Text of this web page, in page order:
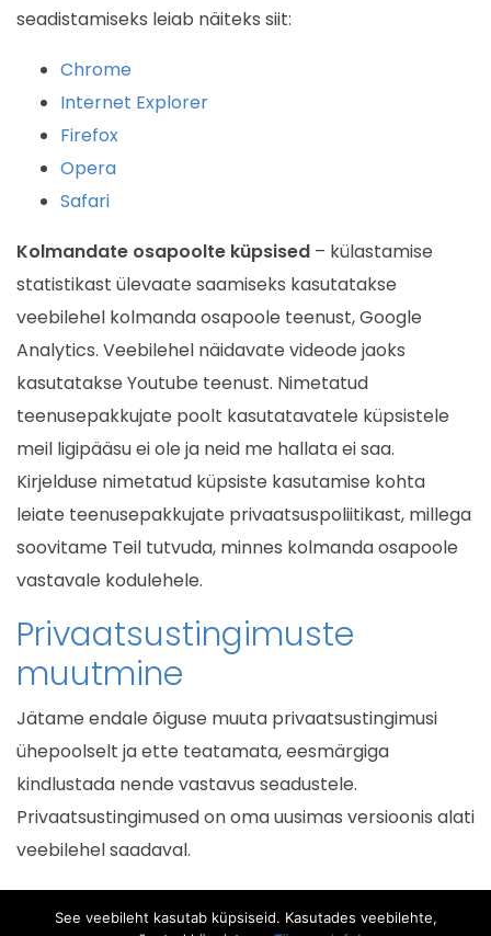
seadistamiseks leiab näiteks siit:
Chrome
Internet Explorer
Firefox
Opera
Safari
Kolmandate osapoolte küpsised – külastamise
statistikast ülevaate saamiseks kasutatakse
veebilehel kolmanda osapoole teenust, Google
Analytics. Veebilehel näidavate videode jaoks
kasutatakse Youtube teenust. Nimetatud
teenusepakkujate poolt kasutatavatele küpsistele
meil ligipääsu ei ole ja neid me hallata ei saa.
Kirjelduse nimetatud küpsiste kasutamise kohta
leiate teenusepakkujate privaatsuspoliitikast, millega
soovitame Teil tutvuda, minnes kolmanda osapoole
vastavale kodulehele.
Privaatsustingimuste
muutmine
Jätame endale õiguse muuta privaatsustingimusi
ühepoolselt ja ette teatamata, eesmärgiga
kindlustada nende vastavus seadustele.
Privaatsustingimused on oma uusimas versioonis alati
veebilehel saadaval.
See veebileht kasutab küpsiseid. Kasutades veebilehte,